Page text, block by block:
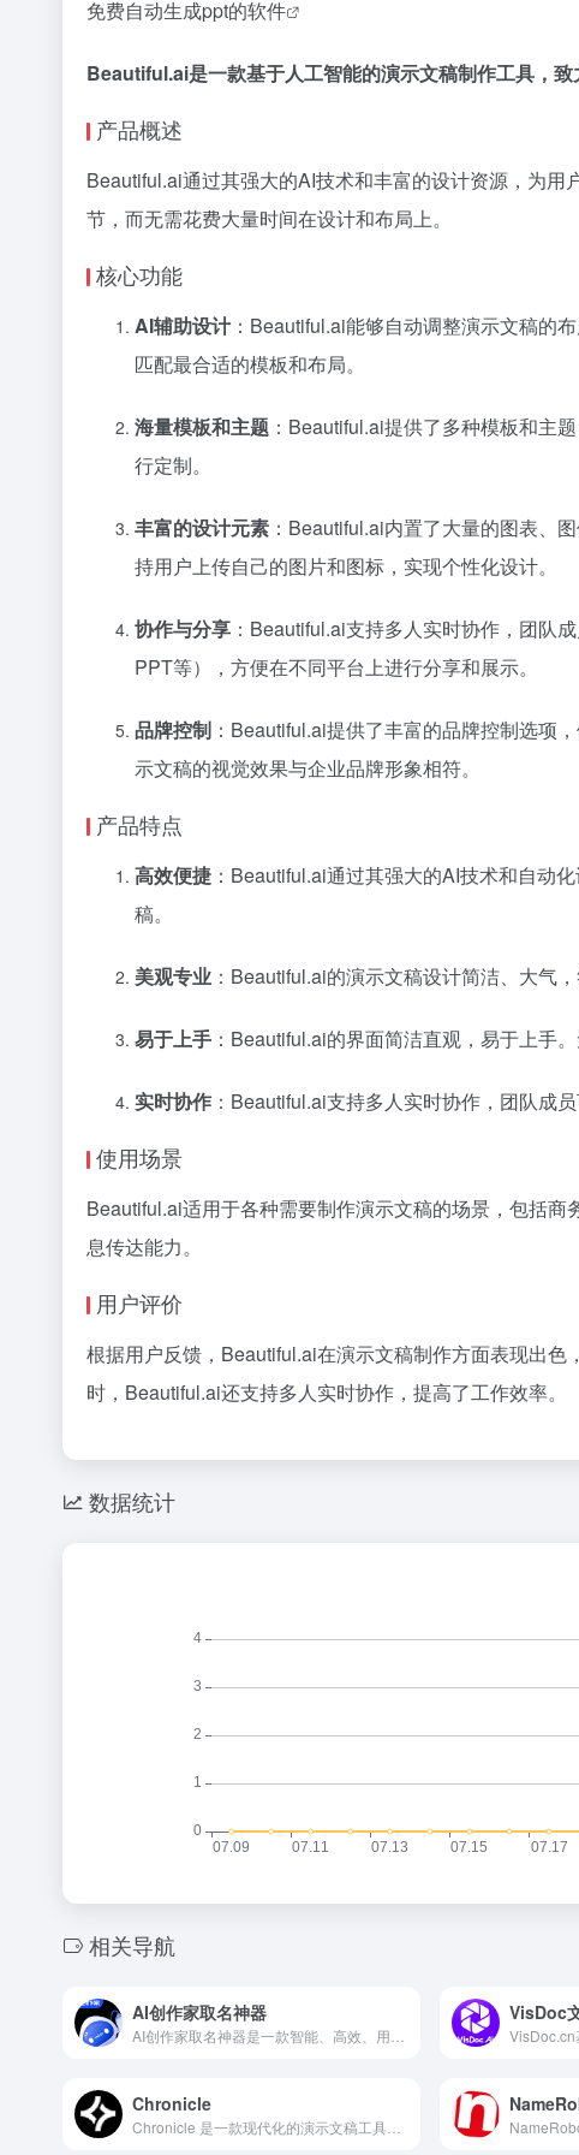
免费自动生成ppt的软件
Beautiful.ai是一款基于人工智能的演示文稿制作工具，致
产品概述
Beautiful.ai通过其强大的AI技术和丰富的设计资源，为
节，而无需花费大量时间在设计和布局上。
核心功能
AI辅助设计：Beautiful.ai能够自动调整演示文稿的
匹配最合适的模板和布局。
海量模板和主题 ：Beautiful.ai提供了多种模板和主
行定制。
丰富的设计元素 ：Beautiful.ai内置了大量的图表、
持用户上传自己的图片和图标，实现个性化设计。
协作与分享 ：Beautiful.ai支持多人实时协作，团队
PPT等），方便在不同平台上进行分享和展示。
品牌控制 ：Beautiful.ai提供了丰富的品牌控制选项
示文稿的视觉效果与企业品牌形象相符。
产品特点
高效便捷 ：Beautiful.ai通过其强大的AI技术和自动
稿。
美观专业 ：Beautiful.ai的演示文稿设计简洁、大气
易于上手 ：Beautiful.ai的界面简洁直观，易于上手
实时协作 ：Beautiful.ai支持多人实时协作，团队成
使用场景
Beautiful.ai适用于各种需要制作演示文稿的场景，包括
息传达能力。
用户评价
根据用户反馈，Beautiful.ai在演示文稿制作方面表现出
时，Beautiful.ai还支持多人实时协作，提高了工作效率。
数据统计
相关导航
AI创作家取名神器 VisDoc
Chronicle